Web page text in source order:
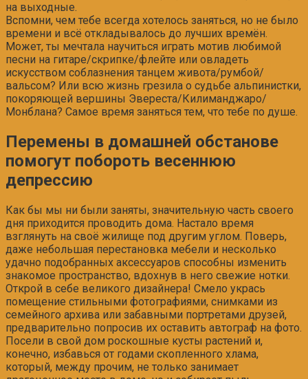
на выходные.
Вспомни, чем тебе всегда хотелось заняться, но не было
времени и всё откладывалось до лучших времён.
Может, ты мечтала научиться играть мотив любимой
песни на гитаре/скрипке/флейте или овладеть
искусством соблазнения танцем живота/румбой/
вальсом? Или всю жизнь грезила о судьбе альпинистки,
покоряющей вершины Эвереста/Килиманджаро/
Монблана? Самое время заняться тем, что тебе по душе.
Перемены в домашней обстанове
помогут побороть весеннюю
депрессию
Как бы мы ни были заняты, значительную часть своего
дня приходится проводить дома. Настало время
взглянуть на своё жилище под другим углом. Поверь,
даже небольшая перестановка мебели и несколько
удачно подобранных аксессуаров способны изменить
знакомое пространство, вдохнув в него свежие нотки.
Открой в себе великого дизайнера! Смело укрась
помещение стильными фотографиями, снимками из
семейного архива или забавными портретами друзей,
предварительно попросив их оставить автограф на фото.
Посели в свой дом роскошные кусты растений и,
конечно, избавься от годами скопленного хлама,
который, между прочим, не только занимает